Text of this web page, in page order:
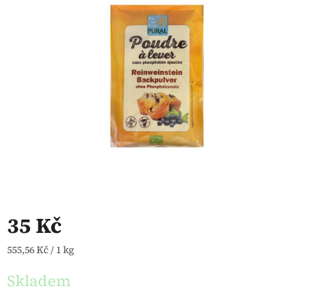
35 Kč
Měrná cena:
555,56 Kč / 1 kg
Skladem